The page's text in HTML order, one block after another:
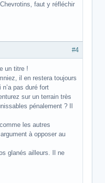
faut y réfléchir
#4
un titre !
il en restera toujours
pas duré fort
sur un terrain très
pénalement ? Il
les autres
à opposer au
glanés ailleurs. Il ne